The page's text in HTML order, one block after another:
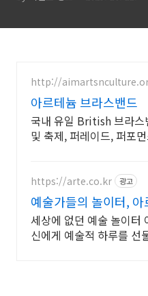
http://
아르테늄 브라스밴드
국내 유일 British 브라스
및 축제, 퍼레이드, 퍼포
https://arte.co.kr 광고
예술가들의 놀이터, 아
arte.co.kr
세상에 없던 예술 놀이터
신에게 예술적 하루를 선